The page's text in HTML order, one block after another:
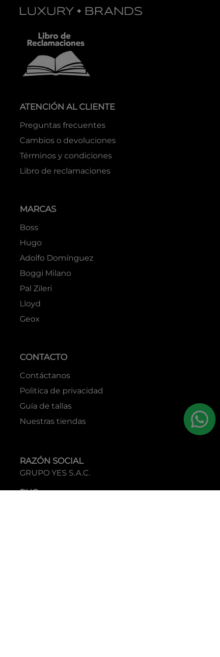
ATENCIÓN AL CLIENTE
Preguntas frecuentes
Cambios o devoluciones
Términos y condiciones
Libro de reclamaciones
MARCAS
Boss
Hugo
Adolfo Domínguez
Boggi Milano
Pal Zileri
Lloyd
Geox
CONTACTO
Contáctanos
Politica de privacidad
Guía de tallas
Nuestras tiendas
RAZÓN SOCIAL
GRUPO YES S.A.C.
RUC